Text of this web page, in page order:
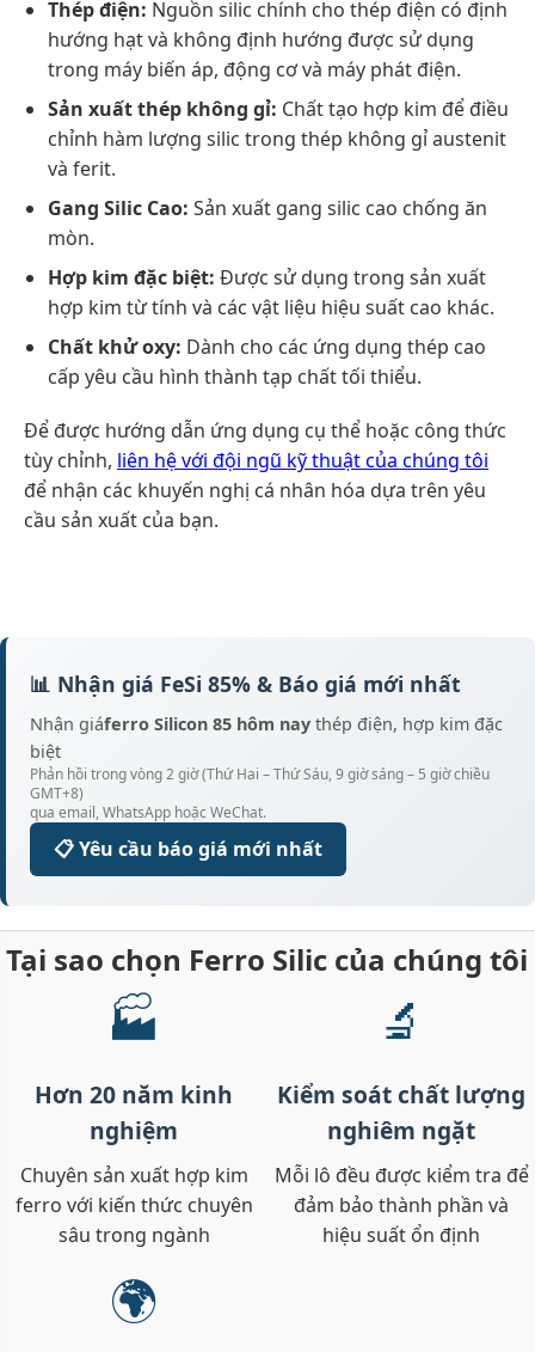
Thép điện: Nguồn silic chính cho thép điện có định
hướng hạt và không định hướng được sử dụng
trong máy biến áp, động cơ và máy phát điện.
Sản xuất thép không gỉ: Chất tạo hợp kim để điều
chỉnh hàm lượng silic trong thép không gỉ austenit
và ferit.
Gang Silic Cao: Sản xuất gang silic cao chống ăn
mòn.
Hợp kim đặc biệt: Được sử dụng trong sản xuất
hợp kim từ tính và các vật liệu hiệu suất cao khác.
Chất khử oxy: Dành cho các ứng dụng thép cao
cấp yêu cầu hình thành tạp chất tối thiểu.
Để được hướng dẫn ứng dụng cụ thể hoặc công thức
tùy chỉnh, liên hệ với đội ngũ kỹ thuật của chúng tôi
để nhận các khuyến nghị cá nhân hóa dựa trên yêu
cầu sản xuất của bạn.
📊 Nhận giá FeSi 85% & Báo giá mới nhất
Nhận giáferro Silicon 85 hôm nay thép điện, hợp kim đặc
biệt
Phản hồi trong vòng 2 giờ (Thứ Hai – Thứ Sáu, 9 giờ sáng – 5 giờ chiều
GMT+8)
qua email, WhatsApp hoặc WeChat.
📋 Yêu cầu báo giá mới nhất
Tại sao chọn Ferro Silic của chúng tôi
🏭
Hơn 20 năm kinh
nghiệm
Chuyên sản xuất hợp kim
ferro với kiến thức chuyên
sâu trong ngành
🔬
Kiểm soát chất lượng
nghiêm ngặt
Mỗi lô đều được kiểm tra để
đảm bảo thành phần và
hiệu suất ổn định
🌍